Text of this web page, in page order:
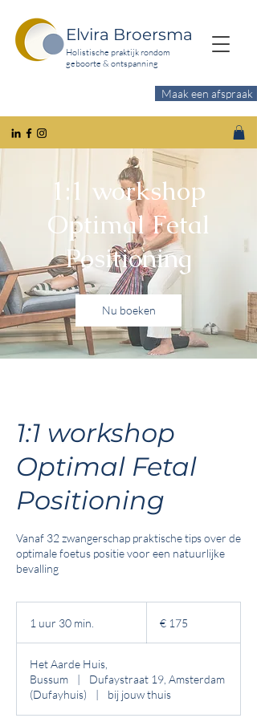
Elvira Broersma
Holistische praktijk rondom
geboorte & ontspanning
Maak een afspraak
1:1 workshop
Optimal Fetal
Positioning
Nu boeken
1:1 workshop
Optimal Fetal
Positioning
Vanaf 32 zwangerschap praktische tips over de
optimale foetus positie voor een natuurlijke
bevalling
1 uur 30 min.
3
0
m
i
€ 175
Het Aarde Huis,
Bussum
|
Dufaystraat 19, Amsterdam
(Dufayhuis)
| bij jouw thuis